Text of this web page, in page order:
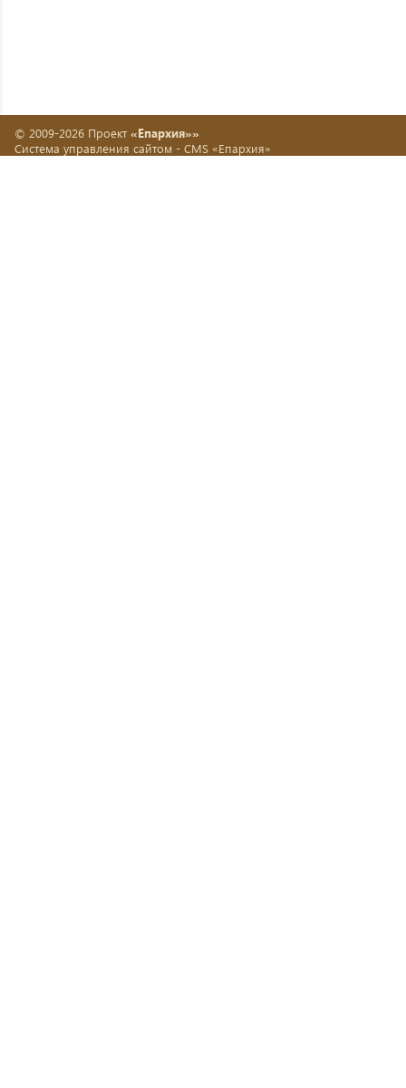
© 2009-2026 Проект «Епархия»»
Система управления сайтом - CMS «Епархия»